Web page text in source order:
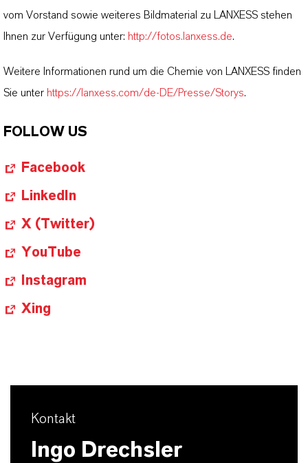
vom Vorstand sowie weiteres Bildmaterial zu LANXESS stehen
Ihnen zur Verfügung unter: http://fotos.lanxess.de.
Weitere Informationen rund um die Chemie von LANXESS finden
Sie unter https://lanxess.com/de-DE/Presse/Storys.
FOLLOW US
Facebook
LinkedIn
X (Twitter)
YouTube
Instagram
Xing
Kontakt
Ingo Drechsler